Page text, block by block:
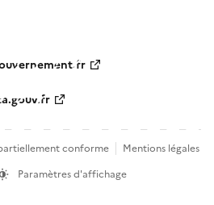
conforme
Mentions légales
Paramètres d'affichage